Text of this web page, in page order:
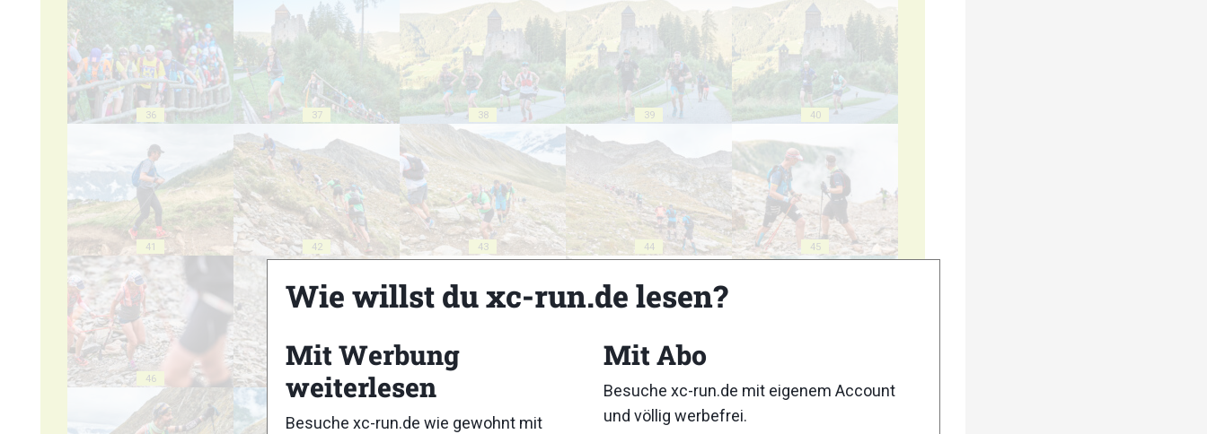
36 37 38 39 40
41 42 43 44 45
46
Wie willst du xc-run.de lesen?
Mit Werbung
weiterlesen
Besuche xc-run.de wie gewohnt mit
Mit Abo
Besuche xc-run.de mit eigenem Account
und völlig werbefrei.